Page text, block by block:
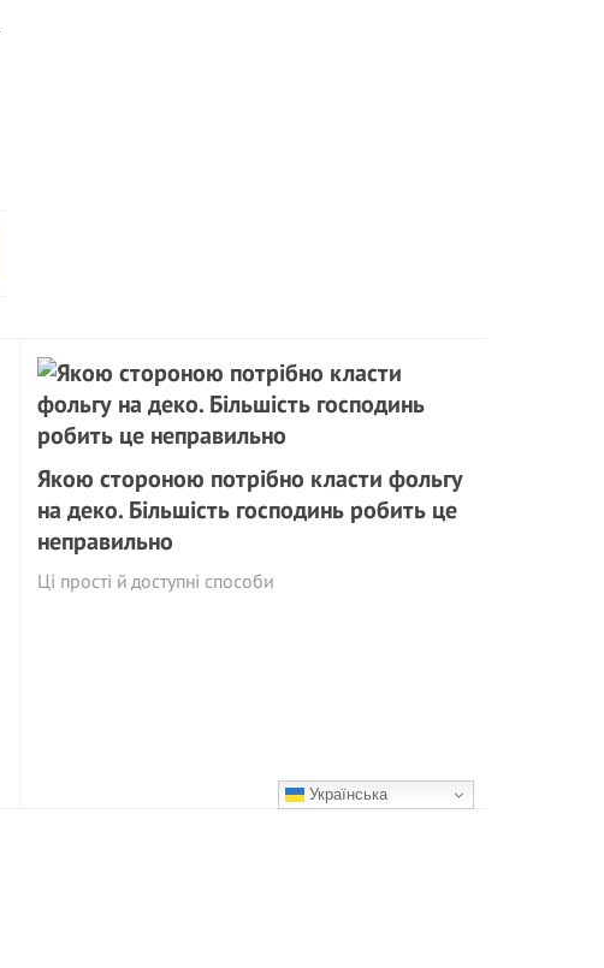
Якою стороною потрібно класти фольгу
на деко. Більшість господинь робить це
неправильно
Ці прості й доступні способи
Українська